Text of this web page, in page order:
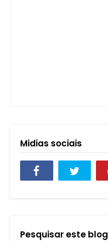
Midias sociais
Pesquisar este blog